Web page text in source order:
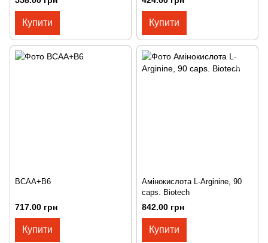
Купити Купити
BCAA+B6
717.00 грн
Купити
Амінокислота L-Arginine, 90
caps. Biotech
842.00 грн
Купити